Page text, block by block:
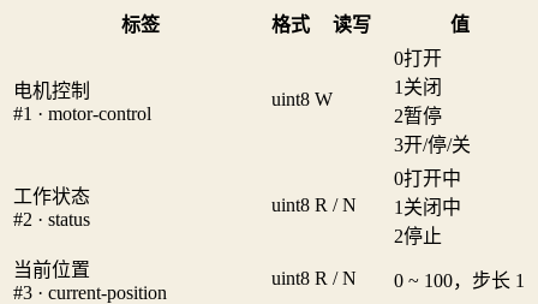
标签 格式 读写 值
电机控制
#1 · motor-control
uint8 W
0打开
1 关闭
2暂停
3开/停/关
工作状态
#2 · status
uint8 R / N
0打开中
1 关闭中
2停止
当前位置
#3 · current-position
uint8 R / N 0 ~ 100，步长 1